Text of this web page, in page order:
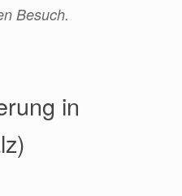
Besuch.
in